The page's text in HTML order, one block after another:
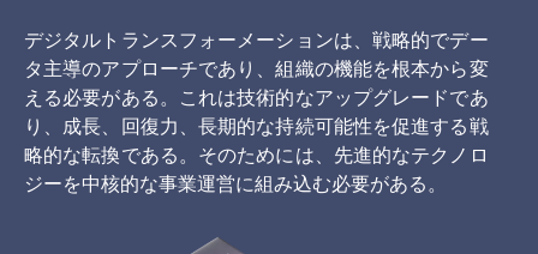
デジタルトランスフォーメーションは、戦略的でデー
タ主導のアプローチであり、組織の機能を根本から変
える必要がある。これは技術的なアップグレードであ
り、成長、回復力、長期的な持続可能性を促進する戦
略的な転換である。そのためには、先進的なテクノロ
ジーを中核的な事業運営に組み込む必要がある。